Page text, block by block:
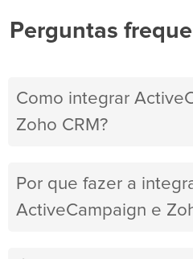
Perguntas
Como integrar
Zoho CRM?
Por que fazer a
ActiveCampaign e